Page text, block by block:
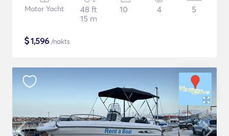
Motor Yacht
48 ft
15 m
10 4 5
$1,596 /nakts